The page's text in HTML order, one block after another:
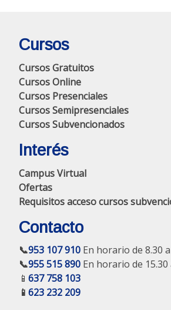
Cursos
Cursos Gratuitos
Cursos Online
Cursos Presenciales
Cursos Semipresenciales
Cursos Subvencionados
Interés
Campus Virtual
Ofertas
Requisitos acceso cursos
Contacto
📞953 107 910 En horario de 8.30
📞955 515 890 En horario de 15.30
📱 637 758 103
📱 623 232 209